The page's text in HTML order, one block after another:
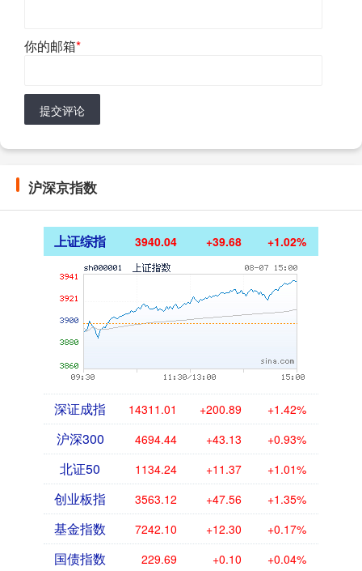
你的邮箱*
提交评论
沪深京指数
上证综指 3940.04 +39.68 +1.02%
深证成指 14311.01 +200.89 +1.42%
沪深300 4694.44 +43.13 +0.93%
北证50 1134.24 +11.37 +1.01%
创业板指 3563.12 +47.56 +1.35%
基金指数 7242.10 +12.30 +0.17%
国债指数 229.69 +0.10 +0.04%